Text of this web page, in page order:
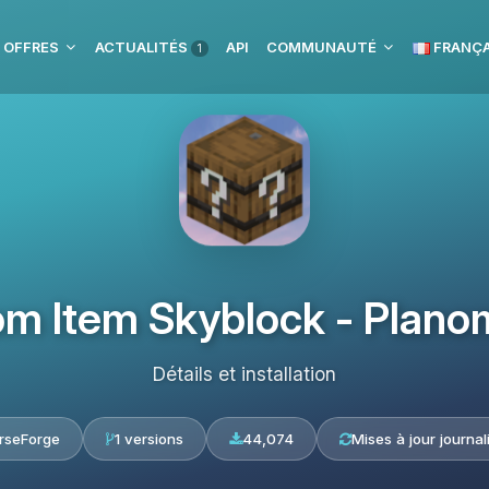
ACTUALITÉS 1 API COMMUNAUTÉ
Item Skyblock -
Détails et installation
1 versions 44,074 Mises à jour